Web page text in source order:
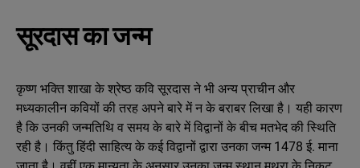
सूरदास का जन्म
कृष्ण भक्ति शाखा के श्रेष्ठ कवि सूरदास ने भी अन्य प्राचीन और
मध्यकालीन कवियों की तरह अपने बारे में न के बराबर लिखा है। यही कारण
है कि उनकी जन्मतिथि व समय के बारे में विद्वानों के बीच मतभेद की स्थिति
रही है। किंतु हिंदी साहित्य के कई विद्वानों द्वारा उनका जन्म 1478 ई. माना